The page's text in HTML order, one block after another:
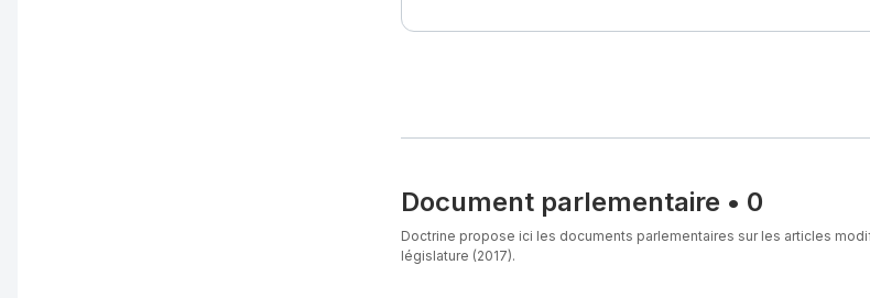
Document parlementaire • 0
Doctrine propose ici les documents parlementaires sur les articles
législature (2017).